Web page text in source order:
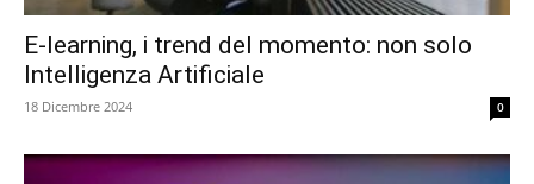
E-learning, i trend del momento: non solo
Intelligenza Artificiale
18 Dicembre 2024 0